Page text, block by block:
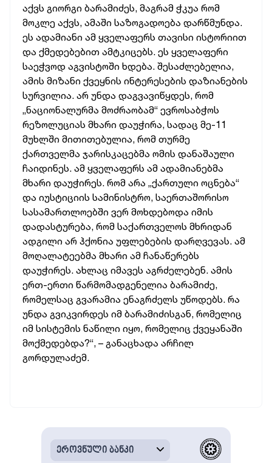
აქვს გიორგი ბარამიძეს, მაგრამ ჭკუა რომ
მოკლე აქვს, ამაში საზოგადოება დარწმუნდა.
ეს ადამიანი ამ ყველაფერს თავისი ისტორიით
და ქმედებებით ამტკიცებს. ეს ყველაფერი
საეჭვოდ აგვისტოში ხდება. შესაძლებელია,
ამის მიზანი ქვეყნის ინტერესების დაზიანების
სურვილია. არ უნდა დაგვავიწყდეს, რომ
„ნაციონალურმა მოძრაობამ“ ევროსაბჭოს
რეზოლუციას მხარი დაუჭირა, სადაც მე-11
მუხლში მითითებულია, რომ თურმე
ქართველმა ჯარისკაცებმა ომის დანაშაული
ჩაიდინეს. ამ ყველაფერს ამ ადამიანებმა
მხარი დაუჭირეს. რომ არა „ქართული ოცნება“
და იუსტიციის სამინისტრო, საერთაშორისო
სასამართლოებში ვერ მოხდებოდა იმის
დადასტურება, რომ საქართველოს მხრიდან
ადგილი არ ჰქონია უფლებების დარღვევას. ამ
მოღალატეებმა მხარი ამ ჩანაწერებს
დაუჭირეს. ახლაც იმავეს აგრძელებენ. ამის
ერთ-ერთი წარმომადგენელია ბარამიძე,
რომელსაც გვარამია ენაგრძელს უწოდებს. რა
უნდა გვიკვირდეს იმ ბარამიძისგან, რომელიც
იმ სისტემის ნაწილი იყო, რომელიც ქვეყანაში
მოქმედებდა?“, – განაცხადა არჩილ
გორდულაძემ.